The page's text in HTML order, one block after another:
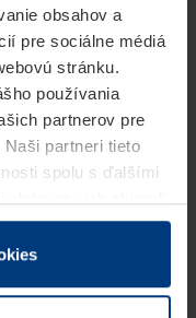
obsahov a
pre sociálne médiá
stránku.
používania
partnerov pre
partneri tieto
spolu s ďalšími
ukladať na Vašom
ostatné typy cookie